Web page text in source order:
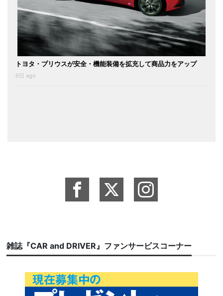
トヨタ・プリウスが安全・機能装備を拡充して商品力をアップ
6日 ago
雑誌『CAR and DRIVER』ファンサービスコーナー